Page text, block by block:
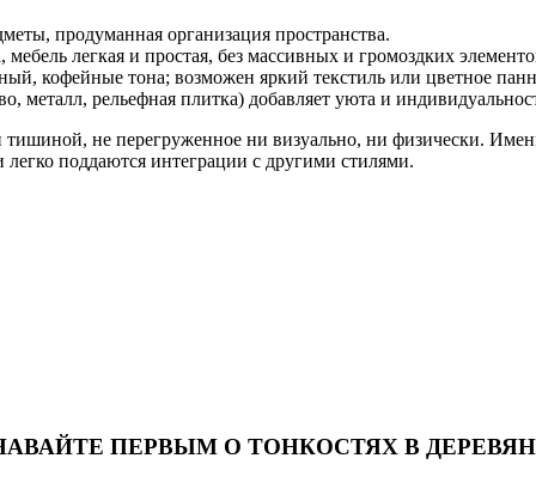
продуманная организация пространства.
мебель легкая и простая, без массивных и громоздких
кофейные тона; возможен яркий текстиль или цветное
металл, рельефная плитка) добавляет уюта и
не перегруженное ни визуально, ни физически.
поддаются интеграции с другими стилями.
ПЕРВЫМ О ТОНКОСТЯХ В